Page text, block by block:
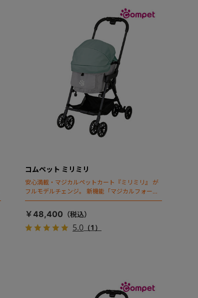
コムペット ミリミリ
安心満載・マジカルペットカート『ミリミリ』 が
フルモデルチェンジ。 新機能「マジカルフォール
ディング」搭載
￥48,400
5.0（1）